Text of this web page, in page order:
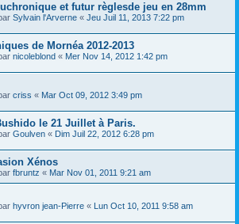
et futur règlesde jeu en 28mm
Sylvain l'Arverne « Jeu Juil 11, 2013 7:22 pm
de Mornéa 2012-2013
nicoleblond « Mer Nov 14, 2012 1:42 pm
criss « Mar Oct 09, 2012 3:49 pm
le 21 Juillet à Paris.
Goulven « Dim Juil 22, 2012 6:28 pm
Xénos
fbruntz « Mar Nov 01, 2011 9:21 am
hyvron jean-Pierre « Lun Oct 10, 2011 9:58 am